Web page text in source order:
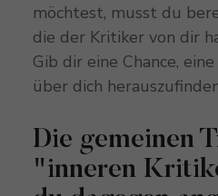
möchtest, musst du
die der Kritiker von dir
Gib dir eine Chance,
über dich
Die gemeinen
"inneren